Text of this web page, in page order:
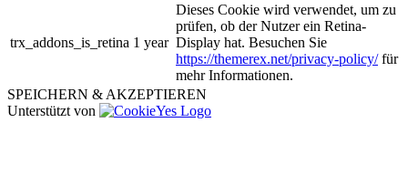
trx_addons_is_retina 1 year
Dieses Cookie wird verwendet, um zu
prüfen, ob der Nutzer ein Retina-
Display hat. Besuchen Sie
https://themerex.net/privacy-policy/für
mehr Informationen.
SPEICHERN & AKZEPTIEREN
Unterstützt von